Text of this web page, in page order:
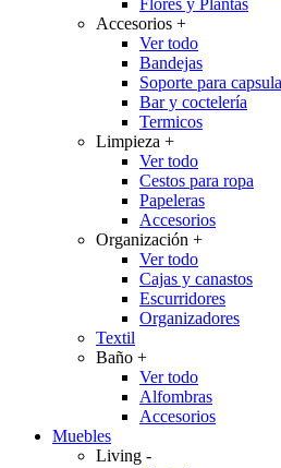
Flores y Plantas
Accesorios +
Ver todo
Bandejas
Soporte para
Bar y coctelería
Termicos
Limpieza +
Ver todo
Cestos para ropa
Papeleras
Accesorios
Organización +
Ver todo
Cajas y canastos
Escurridores
Organizadores
Textil
Baño +
Ver todo
Alfombras
Accesorios
Muebles
Living -